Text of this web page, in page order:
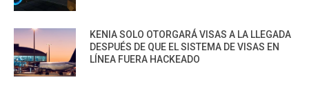
KENIA SOLO OTORGARÁ VISAS A LA LLEGADA
DESPUÉS DE QUE EL SISTEMA DE VISAS EN
LÍNEA FUERA HACKEADO